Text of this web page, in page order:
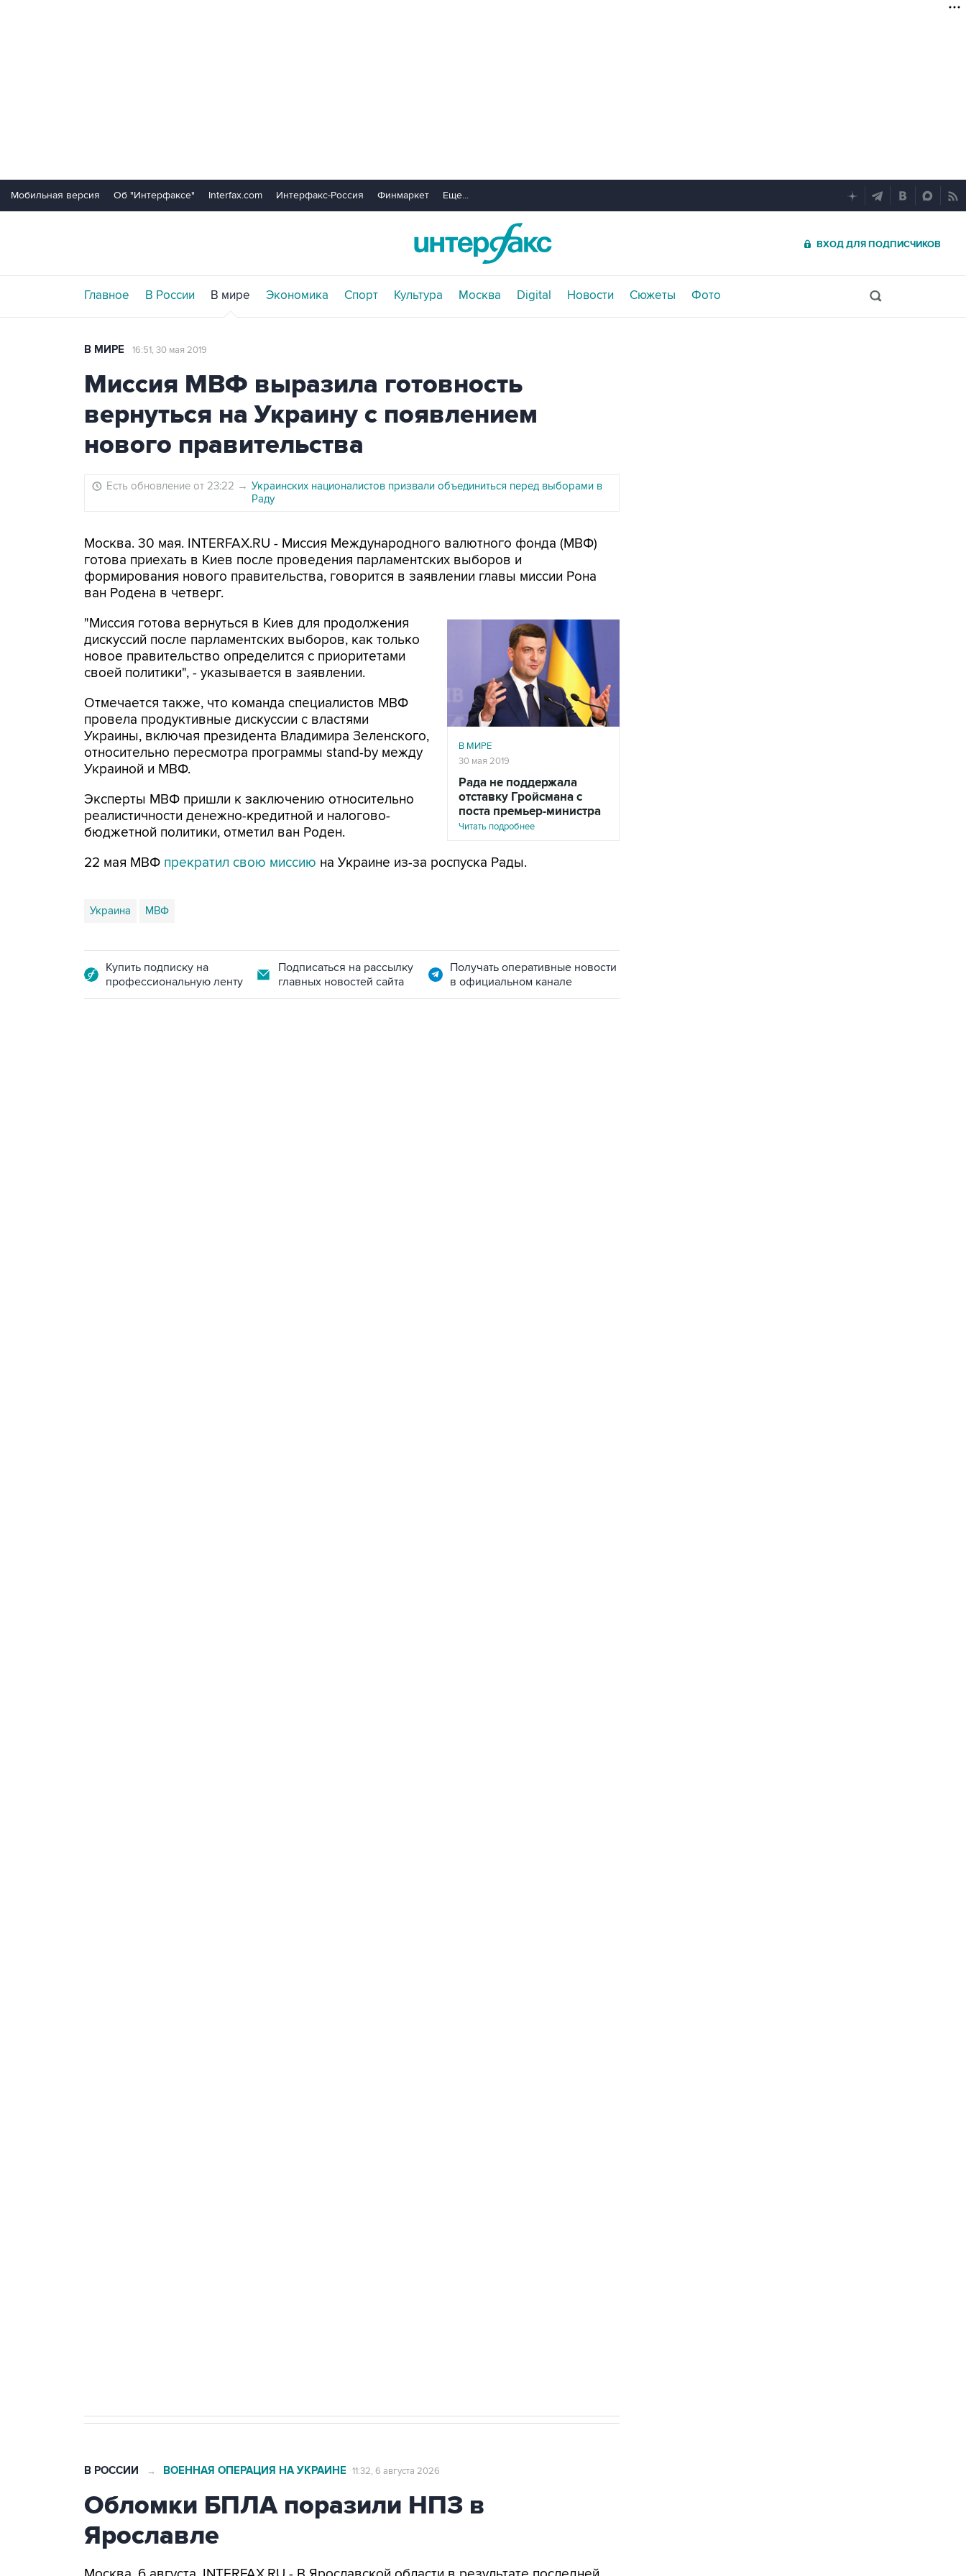
Мобильная версия Об "Интерфаксе" Interfax.com Интерфакс-Россия Финмаркет Еще...
ВХОД ДЛЯ ПОДПИСЧИКОВ
Главное В России В мире Экономика Спорт Культура Москва Digital Новости Сюжеты Фото
В МИРЕ 16:51, 30 мая 2019
Миссия МВФ выразила готовность
вернуться на Украину с появлением
нового правительства
Есть обновление от 23:22 → Украинских националистов призвали объединиться перед выборами в
Раду
Москва. 30 мая. INTERFAX.RU - Миссия Международного валютного фонда (МВФ)
готова приехать в Киев после проведения парламентских выборов и
формирования нового правительства, говорится в заявлении главы миссии Рона
ван Родена в четверг.
В МИРЕ
30 мая 2019
Рада не поддержала
отставку Гройсмана с
поста премьер-министра
Читать подробнее
"Миссия готова вернуться в Киев для продолжения
дискуссий после парламентских выборов, как только
новое правительство определится с приоритетами
своей политики", - указывается в заявлении.
Отмечается также, что команда специалистов МВФ
провела продуктивные дискуссии с властями
Украины, включая президента Владимира Зеленского,
относительно пересмотра программы stand-by между
Украиной и МВФ.
Эксперты МВФ пришли к заключению относительно
реалистичности денежно-кредитной и налогово-
бюджетной политики, отметил ван Роден.
22 мая МВФ прекратил свою миссию на Украине из-за роспуска Рады.
Украина МВФ
Купить подписку на
профессиональную ленту
Подписаться на рассылку
главных новостей сайта
Получать оперативные новости
в официальном канале
В РОССИИ → ВОЕННАЯ ОПЕРАЦИЯ НА УКРАИНЕ 11:32, 6 августа 2026
Обломки БПЛА поразили НПЗ в
Ярославле